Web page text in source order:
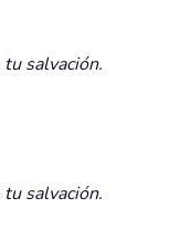
salvación.
salvación.